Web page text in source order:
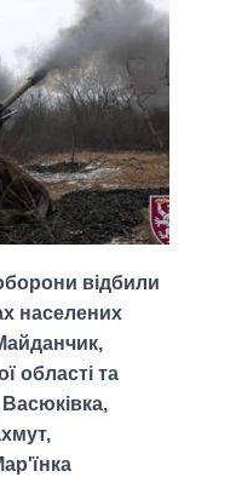
відбили
населених
області та
Васюківка,